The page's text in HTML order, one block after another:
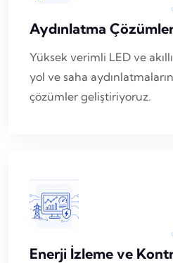
Aydınlatma
Yüksek verimli LED ve
yol ve saha
çözümler geliştiriyoruz.
Enerji İzleme ve